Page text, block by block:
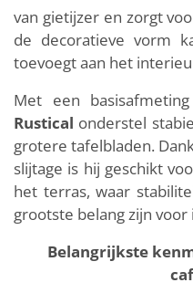
van gietijzer en zorgt
de decoratieve vorm
toevoegt aan het
Met een
Rustical onderstel
grotere tafelbladen.
slijtage is hij geschikt
het terras, waar
grootste belang zijn
Belangrijkste